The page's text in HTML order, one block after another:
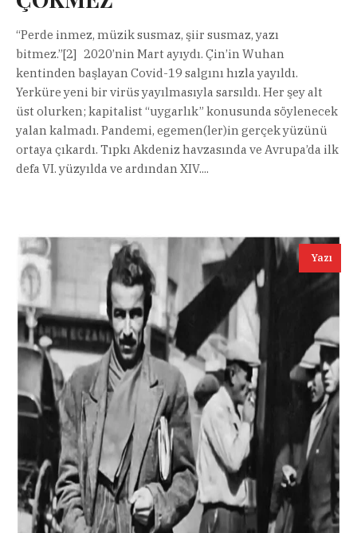
“Perde inmez, müzik susmaz, şiir susmaz, yazı
bitmez.”[2] 2020’nin Mart ayıydı. Çin’in Wuhan
kentinden başlayan Covid-19 salgını hızla yayıldı.
Yerküre yeni bir virüs yayılmasıyla sarsıldı. Her şey alt
üst olurken; kapitalist “uygarlık” konusunda söylenecek
yalan kalmadı. Pandemi, egemen(ler)in gerçek yüzünü
ortaya çıkardı. Tıpkı Akdeniz havzasında ve Avrupa’da ilk
defa VI. yüzyılda ve ardından XIV....
Yazı